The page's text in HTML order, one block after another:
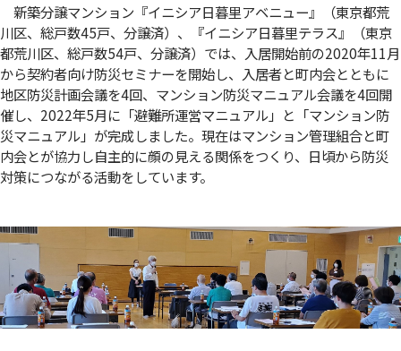
新築分譲マンション『イニシア日暮里アベニュー』（東京都荒
川区、総戸数45戸、分譲済）、『イニシア日暮里テラス』（東京
都荒川区、総戸数54戸、分譲済）では、入居開始前の2020年11月
から契約者向け防災セミナーを開始し、入居者と町内会とともに
地区防災計画会議を4回、マンション防災マニュアル会議を4回開
催し、2022年5月に「避難所運営マニュアル」と「マンション防
災マニュアル」が完成しました。現在はマンション管理組合と町
内会とが協力し自主的に顔の見える関係をつくり、日頃から防災
対策につながる活動をしています。